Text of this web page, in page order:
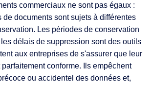
commerciaux ne sont pas égaux :
de documents sont sujets à différentes
Les périodes de conservation
délais de suppression sont des outils
aux entreprises de s'assurer que leur
conforme. Ils empêchent
ou accidentel des données et,